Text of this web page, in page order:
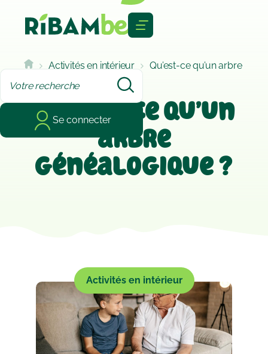
Se connecter
Activités en intérieur
Qu’est-ce qu’un arbre
généalogique ?
Qu’est-ce qu’un
arbre
généalogique ?
Activités en intérieur
Cookies management panel